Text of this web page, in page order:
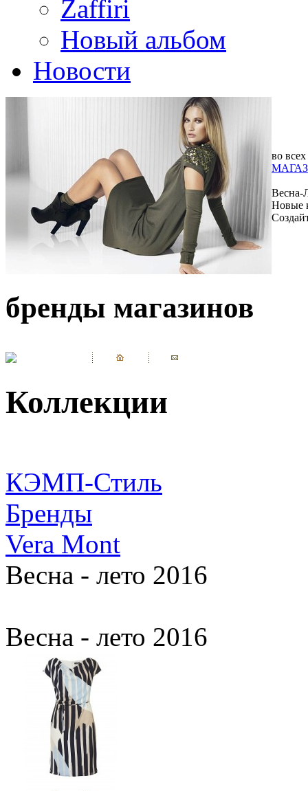
Zaffiri
Новый альбом
Новости
во всех
Весна-
Новые
бренды магазинов
Коллекции
КЭМП-Стиль
Бренды
Vera Mont
Весна - лето 2016
Весна - лето 2016